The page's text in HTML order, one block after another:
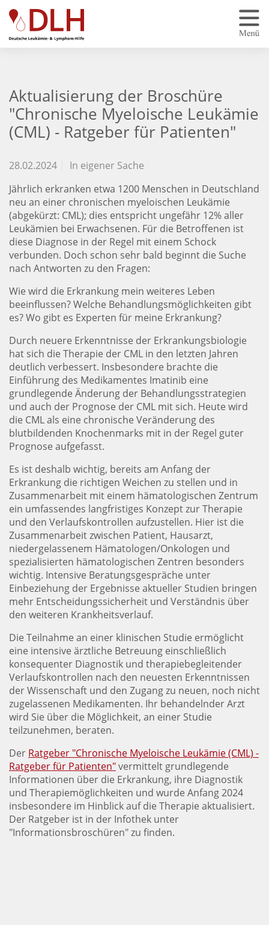
Zum Hauptinhalt springen
Aktualisierung der Broschüre
"Chronische Myeloische Leukämie
(CML) - Ratgeber für Patienten"
28.02.2024
In eigener Sache
Jährlich erkranken etwa 1200 Menschen in Deutschland
neu an einer chronischen myeloischen Leukämie
(abgekürzt: CML); dies entspricht ungefähr 12% aller
Leukämien bei Erwachsenen. Für die Betroffenen ist
diese Diagnose in der Regel mit einem Schock
verbunden. Doch schon sehr bald beginnt die Suche
nach Antworten zu den Fragen:
Wie wird die Erkrankung mein weiteres Leben
beeinflussen? Welche Behandlungsmöglichkeiten gibt
es? Wo gibt es Experten für meine Erkrankung?
Durch neuere Erkenntnisse der Erkrankungsbiologie
hat sich die Therapie der CML in den letzten Jahren
deutlich verbessert. Insbesondere brachte die
Einführung des Medikamentes Imatinib eine
grundlegende Änderung der Behandlungsstrategien
und auch der Prognose der CML mit sich. Heute wird
die CML als eine chronische Veränderung des
blutbildenden Knochenmarks mit in der Regel guter
Prognose aufgefasst.
Es ist deshalb wichtig, bereits am Anfang der
Erkrankung die richtigen Weichen zu stellen und in
Zusammenarbeit mit einem hämatologischen Zentrum
ein umfassendes langfristiges Konzept zur Therapie
und den Verlaufskontrollen aufzustellen. Hier ist die
Zusammenarbeit zwischen Patient, Hausarzt,
niedergelassenem Hämatologen/Onkologen und
spezialisierten hämatologischen Zentren besonders
wichtig. Intensive Beratungsgespräche unter
Einbeziehung der Ergebnisse aktueller Studien bringen
mehr Entscheidungssicherheit und Verständnis über
den weiteren Krankheitsverlauf.
Die Teilnahme an einer klinischen Studie ermöglicht
eine intensive ärztliche Betreuung einschließlich
konsequenter Diagnostik und therapiebegleitender
Verlaufskontrollen nach den neuesten Erkenntnissen
der Wissenschaft und den Zugang zu neuen, noch nicht
zugelassenen Medikamenten. Ihr behandelnder Arzt
wird Sie über die Möglichkeit, an einer Studie
teilzunehmen, beraten.
Der Ratgeber "Chronische Myeloische Leukämie (CML) -
Ratgeber für Patienten"vermittelt grundlegende
Informationen über die Erkrankung, ihre Diagnostik
und Therapiemöglichkeiten und wurde Anfang 2024
insbesondere im Hinblick auf die Therapie aktualisiert.
Der Ratgeber ist in der Infothek unter
"Informationsbroschüren" zu finden.